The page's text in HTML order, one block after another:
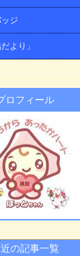
ジ
より」
ロフィール
の記事一覧